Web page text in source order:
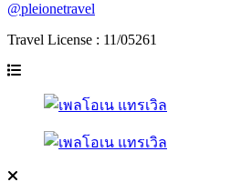
@pleionetravel
Travel License : 11/05261